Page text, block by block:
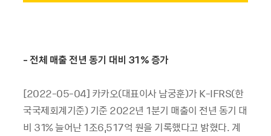
-전체 매출 전년 동기 대비 31%증가
[2022-05-04] 카카오(대표이사 남궁훈)가 K-IFRS(한
국국제회계기준) 기준 2022년 1분기 매출이 전년 동기 대
비 31% 늘어난 1조6,517억 원을 기록했다고 밝혔다. 계